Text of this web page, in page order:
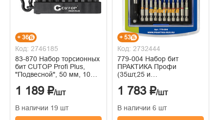
+ 36
Код: 2746185
83-870 Набор торсионных
бит CUTOP Profi Plus,
"Подвесной", 50 мм, 10
1 189 ₽/шт
В наличии 19 шт
+ 53
Код: 2732444
779-004 Набор бит
ПРАКТИКА Профи
(35шт,25 и
Wing,держатель 60
1 783 ₽/шт
В наличии 6 шт